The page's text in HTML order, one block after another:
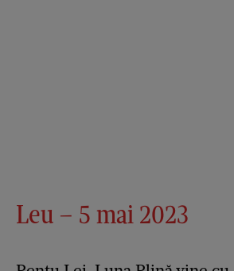
Leu – 5 mai 2023